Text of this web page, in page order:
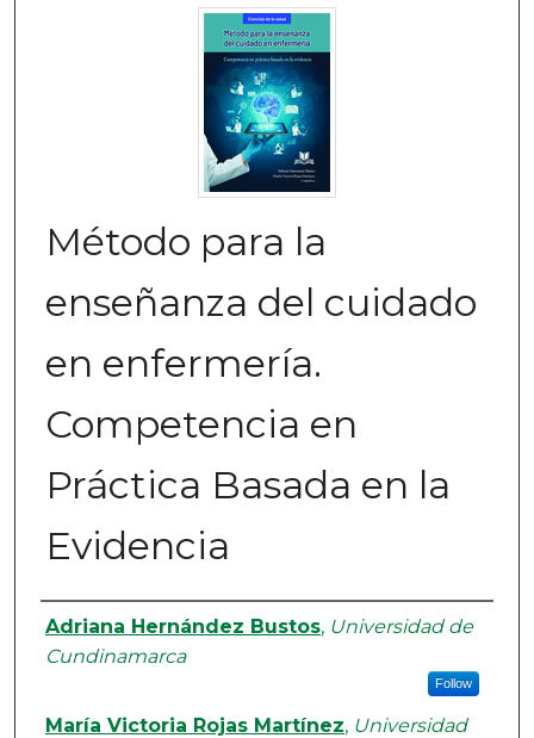
Método para la
enseñanza del cuidado
en enfermería.
Competencia en
Práctica Basada en la
Evidencia
Authors
Adriana Hernández Bustos, Universidad de
Cundinamarca
Follow
María Victoria Rojas Martínez, Universidad